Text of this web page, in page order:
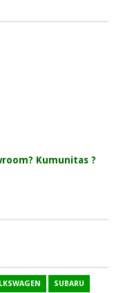
Kumunitas ?
SUBARU